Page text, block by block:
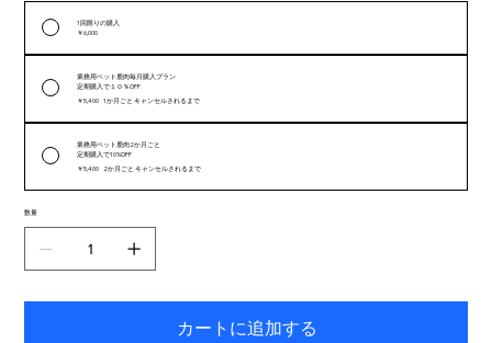
1回限りの購入
￥6,000
業務用ペット鹿肉毎月購入プラン
定期購入で１０％OFF
￥5,400
1か月ごと キャンセルされるまで
業務用ペット鹿肉2か月ごと
定期購入で10%OFF
￥5,400
2か月ごと キャンセルされるまで
数量
カートに追加する